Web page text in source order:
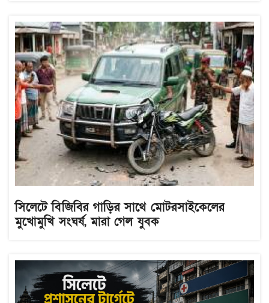
সিলেটে বিজিবির গাড়ির সাথে মোটরসাইকেলের
মুখোমুখি সংঘর্ষ, মারা গেল যুবক